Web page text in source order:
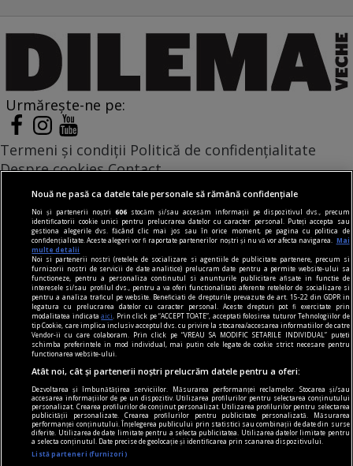
Urmărește-ne pe:
Termeni și condiții Politică de confidențialitate
Despre cookies Contact
Modifică preferințe pentru confidențialitate
© Toate drepturile rezervate Adevarul Holding 2026
Din rețeaua Adevărul Holding:
Adevarul.ro
Click.ro
ClickPoftaBuna.ro
ClickSanatate.ro
ClickPentruFemei.ro
DilemaVeche.ro
OkMagazine.ro
Historia.ro
Nouă ne pasă ca datele tale personale să rămână confidențiale
Noi și partenerii noștri606 stocăm și/sau accesăm informații pe dispozitivul dvs., precum
identificatorii cookie unici pentru prelucrarea datelor cu caracter personal. Puteți accepta sau
gestiona alegerile dvs. făcând clic mai jos sau în orice moment, pe pagina cu politica de
confidențialitate. Aceste alegeri vor fi raportate partenerilor noștri și nu vă vor afecta navigarea.
Mai
multe detalii
Noi si partenerii nostri (retelele de socializare si agentiile de publicitate partenere, precum si
furnizorii nostri de servicii de date analitice) prelucram date pentru a permite website-ului sa
functioneze, pentru a personaliza continutul si anunturile publicitare afisate in functie de
interesele si/sau profilul dvs., pentru a va oferi functionalitati aferente retelelor de socializare si
pentru a analiza traficul pe website. Beneficiati de drepturile prevazute de art. 15-22 din GDPR in
legatura cu prelucrarea datelor cu caracter personal. Aceste drepturi pot fi exercitate prin
modalitatea indicataaici
. Prin click pe “ACCEPT TOATE”, acceptati folosirea tuturor Tehnologiilor de
tip Cookie, care implica inclusiv acceptul dvs. cu privire la stocarea/accesarea informatiilor de catre
Vendor-ii cu care colaboram. Prin click pe “VREAU SA MODIFIC SETARILE INDIVIDUAL” puteti
schimba preferintele in mod individual, mai putin cele legate de cookie strict necesare pentru
functionarea website-ului.
Atât noi, cât și partenerii noștri prelucrăm datele pentru a oferi:
Dezvoltarea și îmbunătățirea serviciilor. Măsurarea performanței reclamelor. Stocarea și/sau
accesarea informațiilor de pe un dispozitiv. Utilizarea profilurilor pentru selectarea conținutului
personalizat. Crearea profilurilor de conținut personalizat. Utilizarea profilurilor pentru selectarea
publicității personalizate. Crearea profilurilor pentru publicitate personalizată. Măsurarea
performanței conținutului. Înțelegerea publicului prin statistici sau combinații de date din surse
diferite. Utilizarea de date limitate pentru a selecta publicitatea. Utilizarea datelor limitate pentru
a selecta conținutul. Date precise de geolocație și identificarea prin scanarea dispozitivului.
Listă parteneri (furnizori)